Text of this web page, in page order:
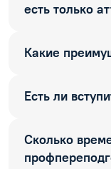
есть только
Какие
Есть ли
Сколько